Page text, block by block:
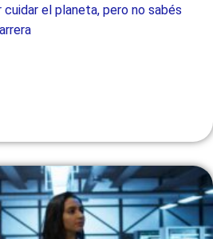
el planeta, pero no sabés